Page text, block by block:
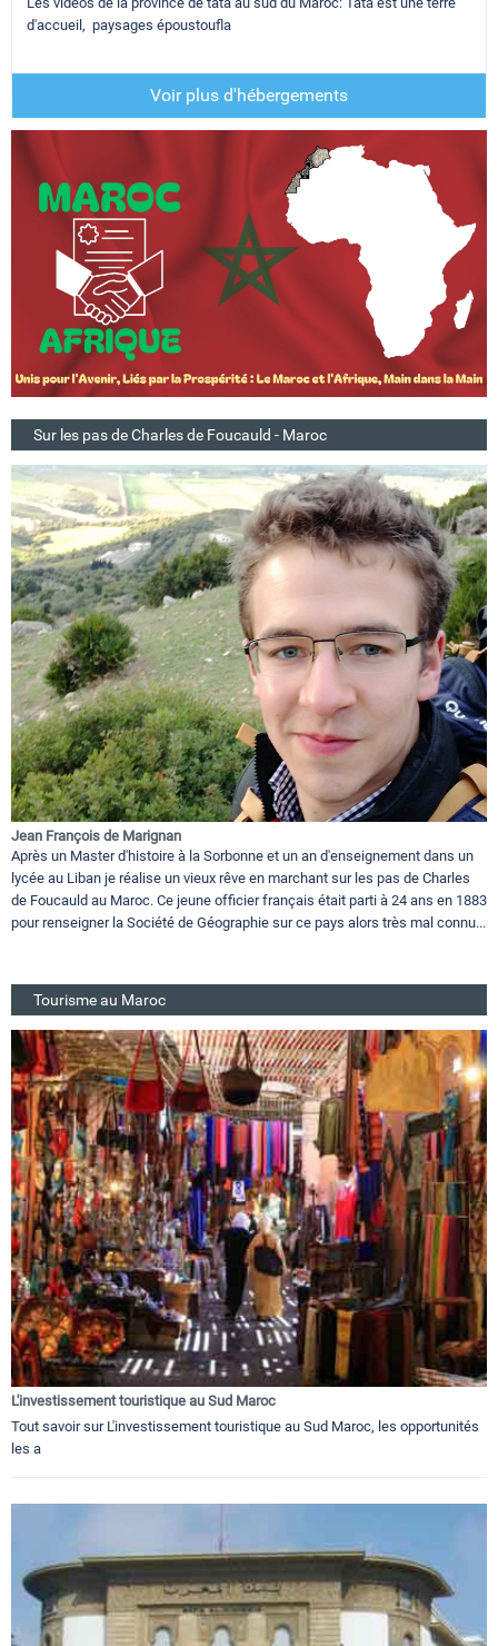
d'accueil, paysages époustoufla
Voir plus d'hébergements
Sur les pas de Charles de Foucauld - Maroc
Jean François de Marignan
Après un Master d'histoire à la Sorbonne et un an d'enseignement dans un
lycée au Liban je réalise un vieux rêve en marchant sur les pas de Charles
de Foucauld au Maroc. Ce jeune officier français était parti à 24 ans en 1883
pour renseigner la Société de Géographie sur ce pays alors très mal connu...
Tourisme au Maroc
L'investissement touristique au Sud Maroc
Tout savoir sur L'investissement touristique au Sud Maroc, les opportunités
les a